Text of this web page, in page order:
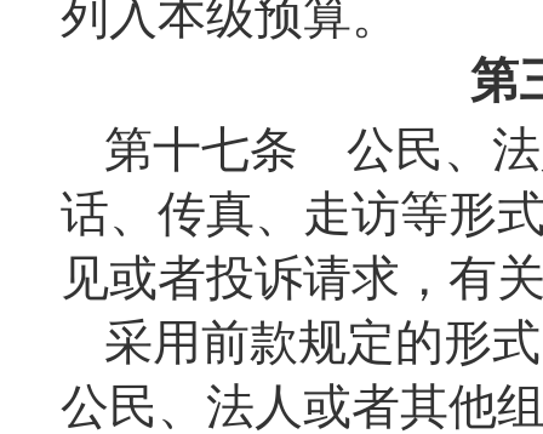
列入本级预算。
第
第十七条 公民、法
话、传真、走访等形
见或者投诉请求，有
采用前款规定的形
公民、法人或者其他